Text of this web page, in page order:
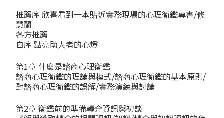
推薦序 欣喜看到一本貼近實務現場的心理衡鑑專書/修
慧蘭
各方推薦
自序 點亮助人者的心燈
第1章 什麼是諮商心理衡鑑
諮商心理衡鑑的理論與模式/諮商心理衡鑑的基本原則/
對諮商心理衡鑑的誤解/實務演練與討論
第2章 衡鑑前的準備――轉介資訊與初談